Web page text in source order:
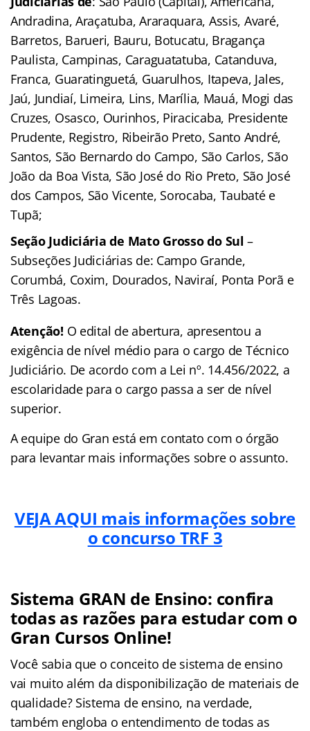
Andradina, Araçatuba, Araraquara, Assis, Avaré,
Barretos, Barueri, Bauru, Botucatu, Bragança
Paulista, Campinas, Caraguatatuba, Catanduva,
Franca, Guaratinguetá, Guarulhos, Itapeva, Jales,
Jaú, Jundiaí, Limeira, Lins, Marília, Mauá, Mogi das
Cruzes, Osasco, Ourinhos, Piracicaba, Presidente
Prudente, Registro, Ribeirão Preto, Santo André,
Santos, São Bernardo do Campo, São Carlos, São
João da Boa Vista, São José do Rio Preto, São José
dos Campos, São Vicente, Sorocaba, Taubaté e
Tupã;
Seção Judiciária de Mato Grosso do Sul –
Subseções Judiciárias de: Campo Grande,
Corumbá, Coxim, Dourados, Naviraí, Ponta Porã e
Três Lagoas.
Atenção! O edital de abertura, apresentou a
exigência de nível médio para o cargo de Técnico
Judiciário. De acordo com a Lei nº. 14.456/2022, a
escolaridade para o cargo passa a ser de nível
superior.
A equipe do Gran está em contato com o órgão
para levantar mais informações sobre o assunto.
VEJA AQUI mais informações sobre
o concurso TRF 3
Sistema GRAN de Ensino: confira
todas as razões para estudar com o
Gran Cursos Online!
Você sabia que o conceito de sistema de ensino
vai muito além da disponibilização de materiais de
qualidade? Sistema de ensino, na verdade,
também engloba o entendimento de todas as